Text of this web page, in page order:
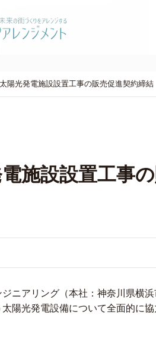
太陽光発電施設設置工事の販売促進契約締結
施設設置工事
ニアリング（本社：神奈川県横
陽光発電設備について全面的に協